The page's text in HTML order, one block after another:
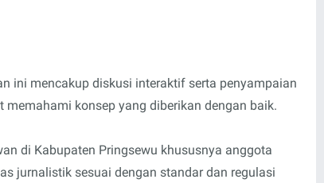
ini mencakup diskusi interaktif serta penyampaian
konsep yang diberikan dengan baik.
di Kabupaten Pringsewu khususnya anggota
jurnalistik sesuai dengan standar dan regulasi